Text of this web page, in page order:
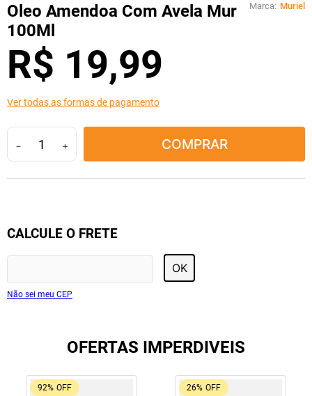
Oleo Amendoa Com Avela Mur
100Ml
Marca: Muriel
R$ 19,99
Ver todas as formas de pagamento
＋
－ COMPRAR
CALCULE O FRETE
OK
Não sei meu CEP
OFERTAS IMPERDIVEIS
92% OFF 26% OFF
6º
shampoo
7º
dipirona
º
fraldas geriátricas